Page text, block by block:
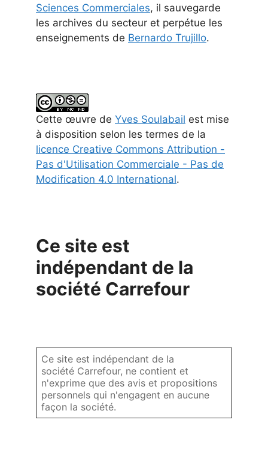
Sciences Commerciales, il sauvegarde
les archives du secteur et perpétue les
enseignements de Bernardo Trujillo.
Cette œuvre de Yves Soulabail est mise
à disposition selon les termes de la
licence Creative Commons Attribution -
Pas d'Utilisation Commerciale - Pas de
Modification 4.0 International.
Ce site est
indépendant de la
société Carrefour
Ce site est indépendant de la
société Carrefour, ne contient et
n'exprime que des avis et propositions
personnels qui n'engagent en aucune
façon la société.